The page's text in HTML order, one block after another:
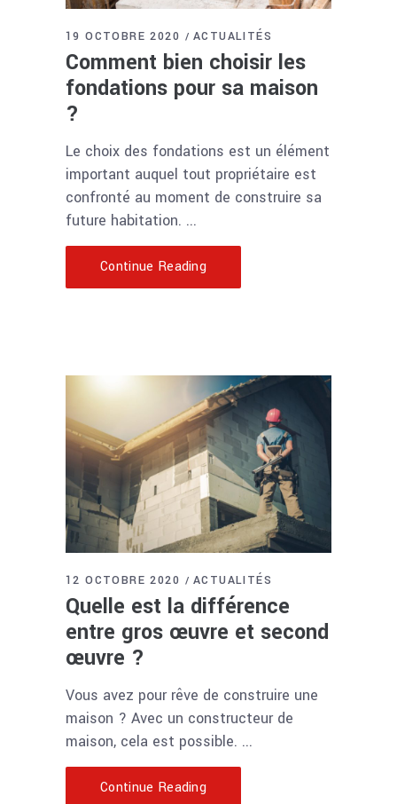
19 OCTOBRE 2020 ACTUALITÉS
Comment bien choisir les
fondations pour sa maison
?
Le choix des fondations est un élément
important auquel tout propriétaire est
confronté au moment de construire sa
future habitation.
Continue Reading
12 OCTOBRE 2020 ACTUALITÉS
Quelle est la différence
entre gros œuvre et second
œuvre ?
Vous avez pour rêve de construire une
maison ? Avec un constructeur de
maison, cela est possible.
Continue Reading